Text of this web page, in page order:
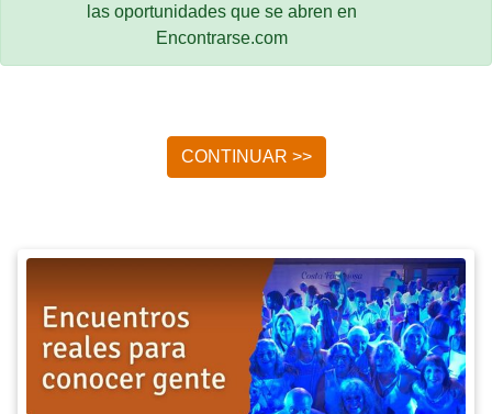
las oportunidades que se abren en
Encontrarse.com
CONTINUAR >>